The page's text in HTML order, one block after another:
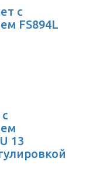
с
FS894L
13